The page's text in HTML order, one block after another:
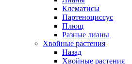
Клематисы
Партеноциссус
Плющ
Разные лианы
Хвойные растения
Назад
Хвойные растения